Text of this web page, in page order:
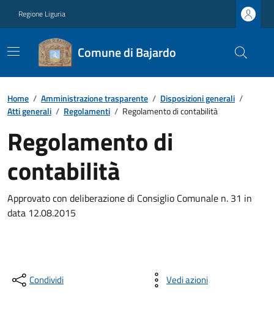
Regione Liguria
Comune di Bajardo
Home / Amministrazione trasparente / Disposizioni generali /
Atti generali / Regolamenti / Regolamento di contabilità
Regolamento di
contabilità
Approvato con deliberazione di Consiglio Comunale n. 31 in
data 12.08.2015
Condividi Vedi azioni